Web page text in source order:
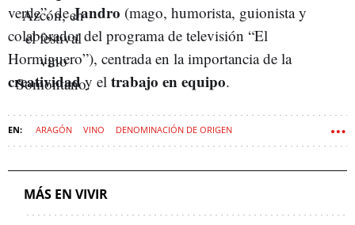
verde”, deJandro (mago, humorista, guionista y
colaborador del programa de televisión “El
Hormiguero”), centrada en la importancia de la
creatividady el trabajo en equipo.
ARAGÓN VINO DENOMINACIÓN DE ORIGEN
MÁS EN VIVIR